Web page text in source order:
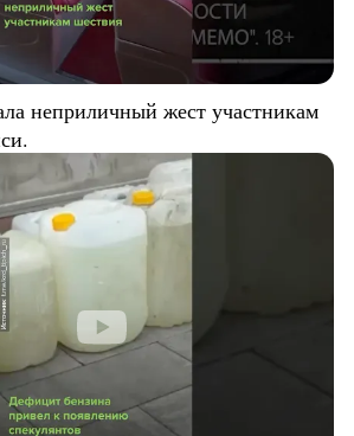
неприличный жест участникам